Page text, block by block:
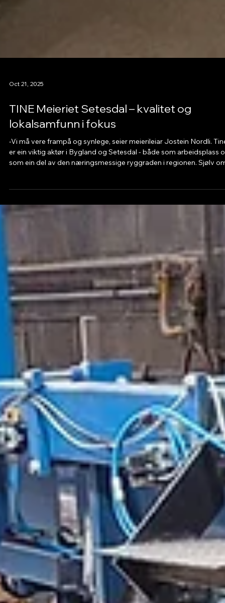
Oct 21, 2025
TINE Meieriet Setesdal – kvalitet og
lokalsamfunn i fokus
-Vi må vere frampå og synlege, seier meierileiar Jostein Nordli.
som ein del av den næringsmessige ryggraden i regionen. Sjølv
meieribygget er av dei minste i landet, så leverer gjengen som
dei for fullt.